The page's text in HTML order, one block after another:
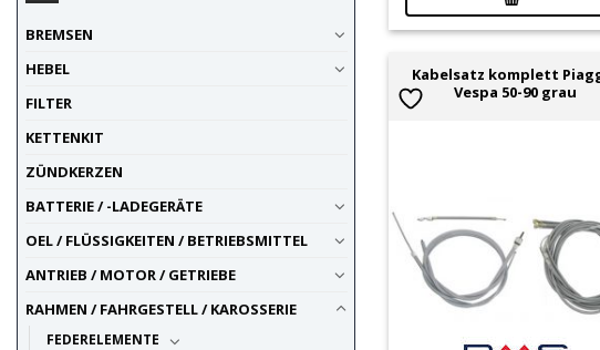
BREMSEN
HEBEL
FILTER
KETTENKIT
ZÜNDKERZEN
BATTERIE / -LADEGERÄTE
OEL / FLÜSSIGKEITEN / BETRIEBSMITTEL
ANTRIEB / MOTOR / GETRIEBE
RAHMEN / FAHRGESTELL / KAROSSERIE
FEDERELEMENTE
Kabelsatz komplett
Vespa 50-90 grau